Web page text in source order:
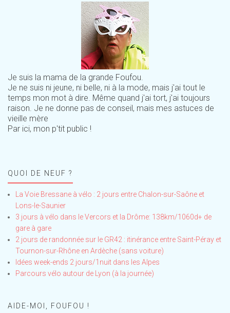
Je suis la mama de la grande Foufou.
Je ne suis ni jeune, ni belle, ni à la mode, mais j'ai tout le
temps mon mot à dire. Même quand j'ai tort, j'ai toujours
raison. Je ne donne pas de conseil, mais mes astuces de
vieille mère
Par ici, mon p'tit public !
QUOI DE NEUF ?
La Voie Bressane à vélo : 2 jours entre Chalon-sur-Saône et
Lons-le-Saunier
3 jours à vélo dans le Vercors et la Drôme: 138km/1060d+ de
gare à gare
2 jours de randonnée sur le GR42 : itinérance entre Saint-Péray et
Tournon-sur-Rhône en Ardèche (sans voiture)
Idées week-ends 2 jours/1nuit dans les Alpes
Parcours vélo autour de Lyon (à la journée)
AIDE-MOI, FOUFOU !